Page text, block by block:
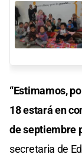
“Estimamos,
18 estará en
de septiembre
secretaria de